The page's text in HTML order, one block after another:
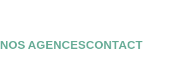
NOS AGENCESCONTACT